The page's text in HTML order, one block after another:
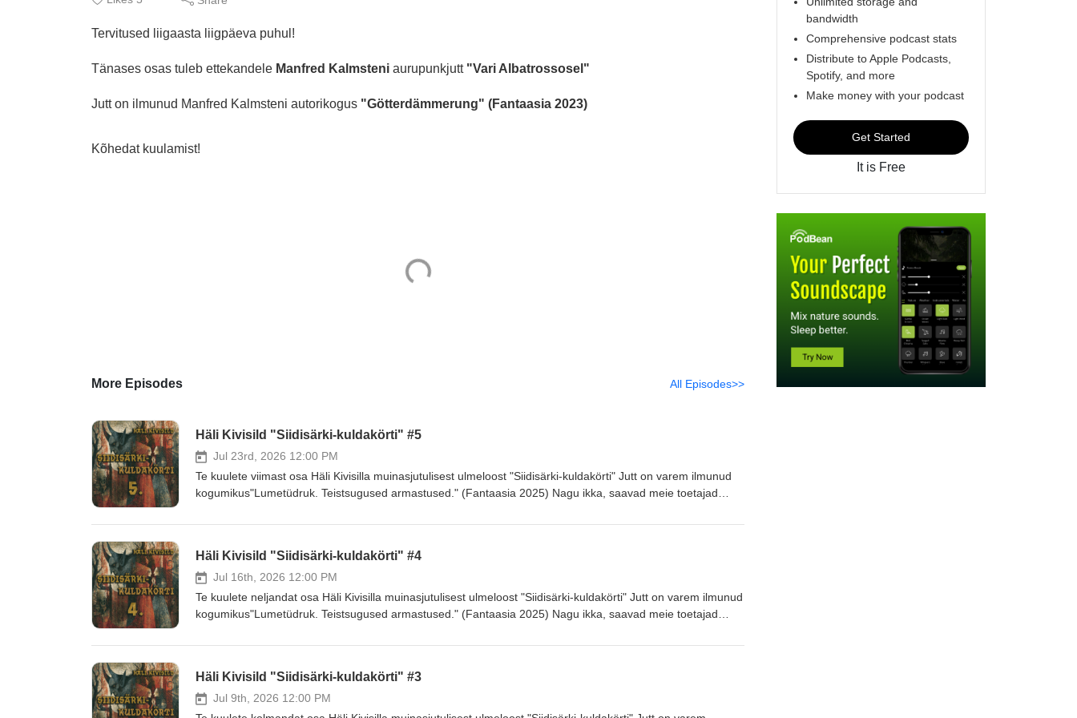
Tervitused liigaasta liigpäeva puhul!
Tänases osas tuleb ettekandele Manfred Kalmsteni aurupunkjutt "Vari Albatrossosel"
Jutt on ilmunud Manfred Kalmsteni autorikogus "Götterdämmerung" (Fantaasia 2023)
Kõhedat kuulamist!
More Episodes All Episodes>>
Häli Kivisild "Siidisärki-kuldakörti" #5
Jul 23rd, 2026 12:00 PM
Te kuulete viimast osa Häli Kivisilla muinasjutulisest ulmeloost "Siidisärki-kuldakörti" Jutt on varem ilmunud
kogumikus"Lumetüdruk. Teistsugused armastused." (Fantaasia 2025) Nagu ikka, saavad meie toetajad
kuulamist!
Häli Kivisild "Siidisärki-kuldakörti" #4
Jul 16th, 2026 12:00 PM
Te kuulete neljandat osa Häli Kivisilla muinasjutulisest ulmeloost "Siidisärki-kuldakörti" Jutt on varem ilmunud
kogumikus"Lumetüdruk. Teistsugused armastused." (Fantaasia 2025) Nagu ikka, saavad meie toetajad
kuulamist!
Häli Kivisild "Siidisärki-kuldakörti" #3
Jul 9th, 2026 12:00 PM
bandwidth
Comprehensive podcast stats
Distribute to Apple Podcasts,
Spotify, and more
Make money with your podcast
Get Started
It is Free